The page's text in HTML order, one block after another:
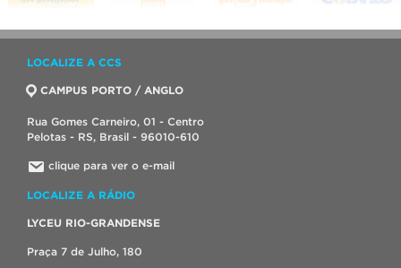
LOCALIZE A CCS
CAMPUS PORTO / ANGLO
Rua Gomes Carneiro, 01 - Centro
Pelotas - RS, Brasil - 96010-610
clique para ver o e-mail
LOCALIZE A RÁDIO
LYCEU RIO-GRANDENSE
Praça 7 de Julho, 180